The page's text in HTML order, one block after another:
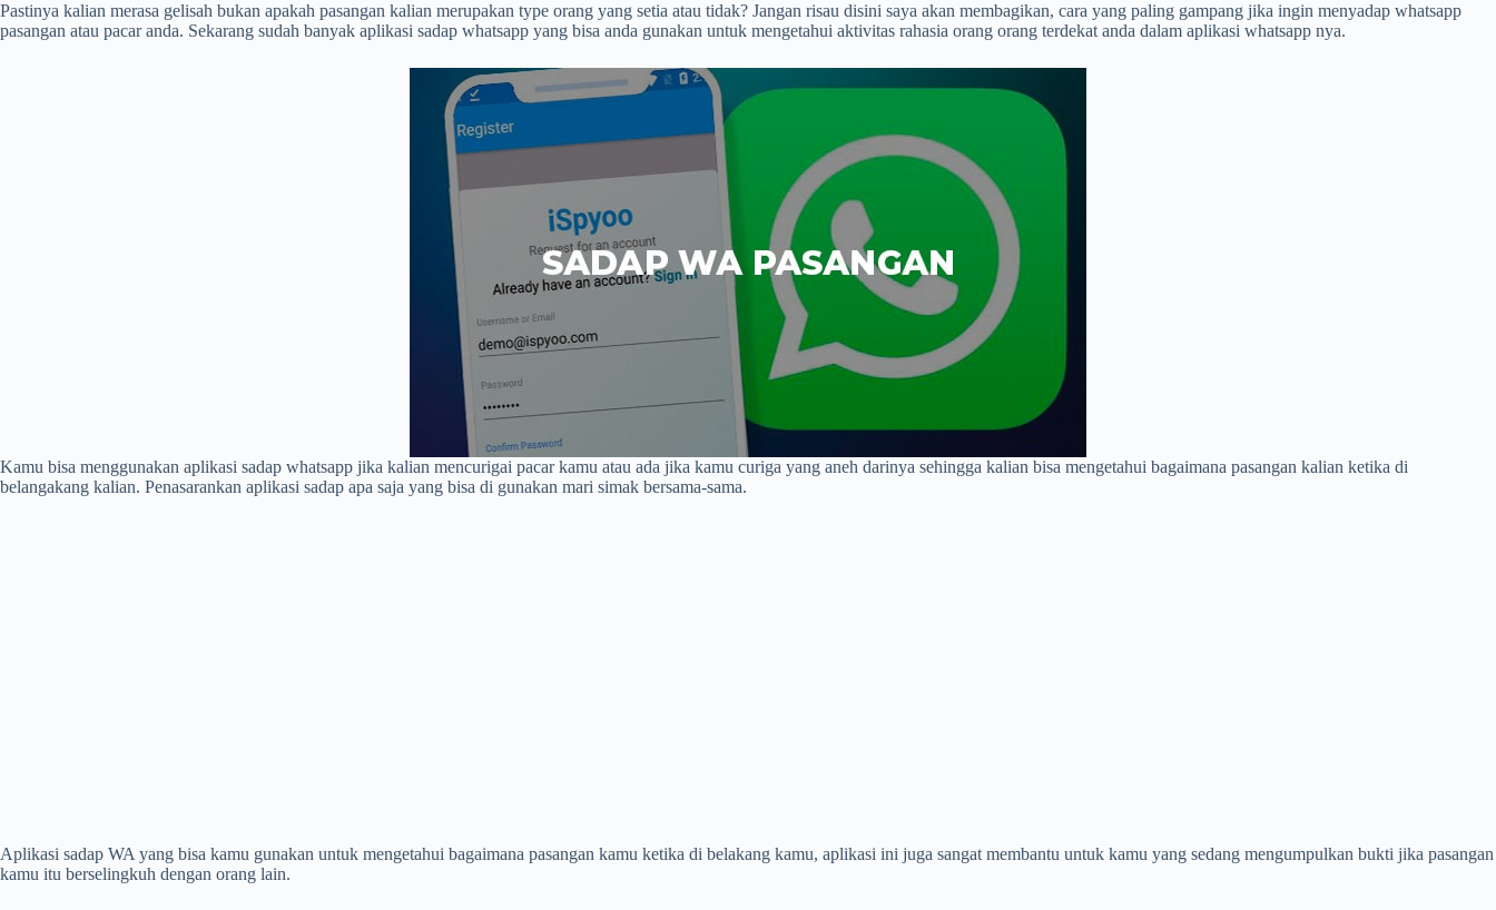
Pastinya kalian merasa gelisah bukan apakah pasangan kalian merupakan type orang yang setia atau tidak? Jangan risau disini saya akan membagikan, cara yang paling gampang jika ingin menyadap whatsapp
pasangan atau pacar anda. Sekarang sudah banyak aplikasi sadap whatsapp yang bisa anda gunakan untuk mengetahui aktivitas rahasia orang orang terdekat anda dalam aplikasi whatsapp nya.
Kamu bisa menggunakan aplikasi sadap whatsapp jika kalian mencurigai pacar kamu atau ada jika kamu curiga yang aneh darinya sehingga kalian bisa mengetahui bagaimana pasangan kalian ketika di
belangakang kalian. Penasarankan aplikasi sadap apa saja yang bisa di gunakan mari simak bersama-sama.
Aplikasi sadap WA yang bisa kamu gunakan untuk mengetahui bagaimana pasangan kamu ketika di belakang kamu, aplikasi ini juga sangat membantu untuk kamu yang sedang mengumpulkan bukti jika pasangan
kamu itu berselingkuh dengan orang lain.